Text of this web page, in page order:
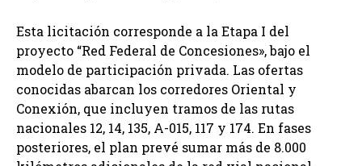
Esta licitación corresponde a la Etapa I del
proyecto “Red Federal de Concesiones», bajo el
modelo de participación privada. Las ofertas
conocidas abarcan los corredores Oriental y
Conexión, que incluyen tramos de las rutas
nacionales 12, 14, 135, A-015, 117 y 174. En fases
posteriores, el plan prevé sumar más de 8.000